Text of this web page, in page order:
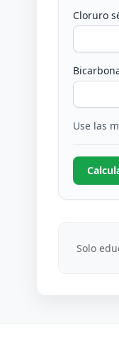
Cloruro
Use las
Solo